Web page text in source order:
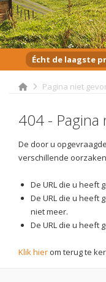
Écht de laagste
Pagina niet
404 - Pagina
De door u
verschillende
De URL die u heeft
De URL die u heeft
niet meer.
De URL die u heeft
Klik hier om terug te